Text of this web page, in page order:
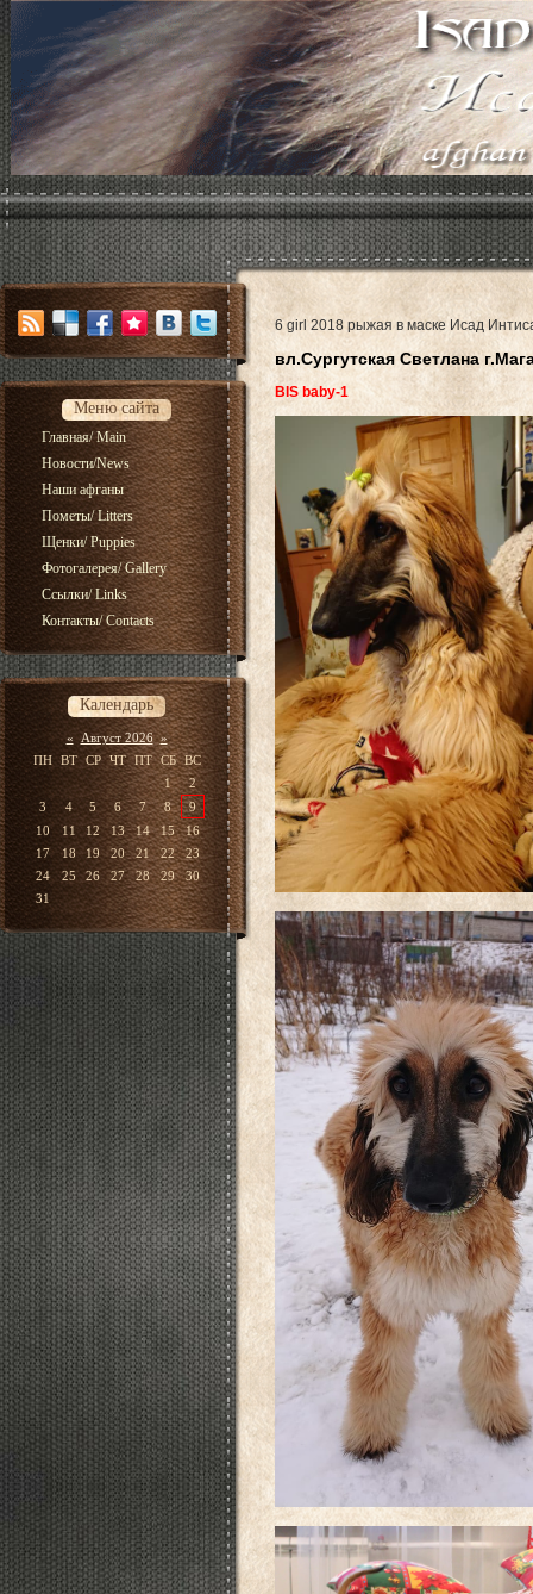
Меню сайта
Главная/ Main
Новости/News
Наши афганы
Пометы/ Litters
Щенки/ Puppies
Фотогалерея/ Gallery
Ссылки/ Links
Контакты/ Contacts
Календарь
« Август 2026 »
ПН ВТ СР ЧТ ПТ СБ ВС
1
2
3
4 5 6 7 8
9
10
11 12 13 14 15
16
17
18 19 20 21 22
23
24
25 26 27 28 29
30
31
6 girl 2018 рыжая в маске Исад
вл.Сургутская Светлана
BIS baby-1